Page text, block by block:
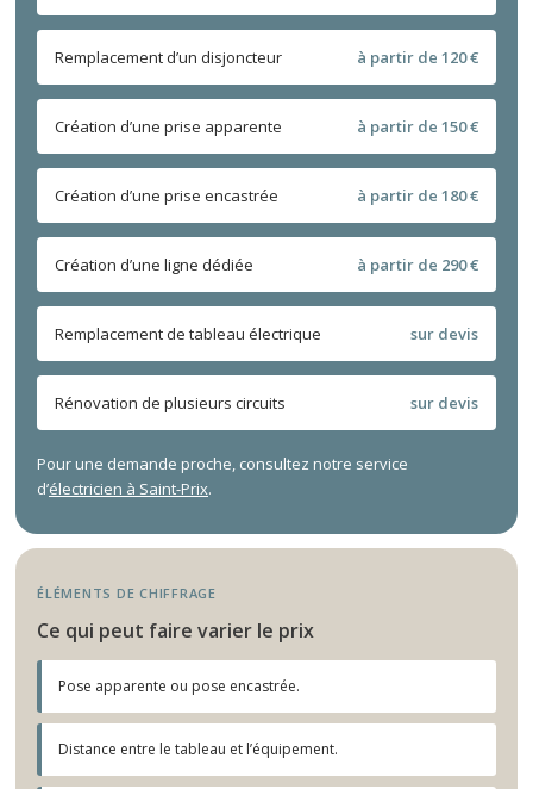
Remplacement d’un disjoncteur à partir de 120 €
Création d’une prise apparente à partir de 150 €
Création d’une prise encastrée à partir de 180 €
Création d’une ligne dédiée à partir de 290 €
Remplacement de tableau électrique sur devis
Rénovation de plusieurs circuits sur devis
Pour une demande proche, consultez notre service
d’électricien à Saint-Prix.
ÉLÉMENTS DE CHIFFRAGE
Ce qui peut faire varier le prix
Pose apparente ou pose encastrée.
Distance entre le tableau et l’équipement.